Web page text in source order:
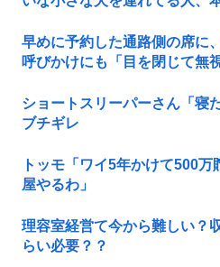
早めに予約した通路側の席に
呼びかけにも「目を閉じて無
ショートスリーパーさん「寝
ブチギレ
トッモ「ワイ5年かけて500
屋やるわ」
理容室経営て今から難しい？
らい必要？？